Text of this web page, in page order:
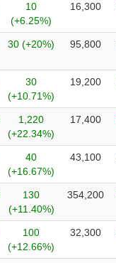
10
(+6.25%)
16,300
30 (+20%) 95,800
30
(+10.71%)
19,200
1,220
(+22.34%)
17,400
40
(+16.67%)
43,100
130
(+11.40%)
354,200
100
(+12.66%)
32,300